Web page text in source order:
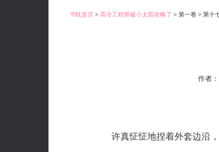
书耽首页>高冷工程师被小太阳攻略了 > 第一卷 > 第十
作者
许真怔怔地捏着外套边沿，